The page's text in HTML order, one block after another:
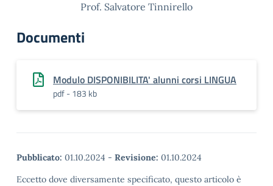
Prof. Salvatore Tinnirello
Documenti
Modulo DISPONIBILITA' alunni corsi LINGUA
pdf - 183 kb
Pubblicato: 01.10.2024 - Revisione: 01.10.2024
Eccetto dove diversamente specificato, questo articolo è